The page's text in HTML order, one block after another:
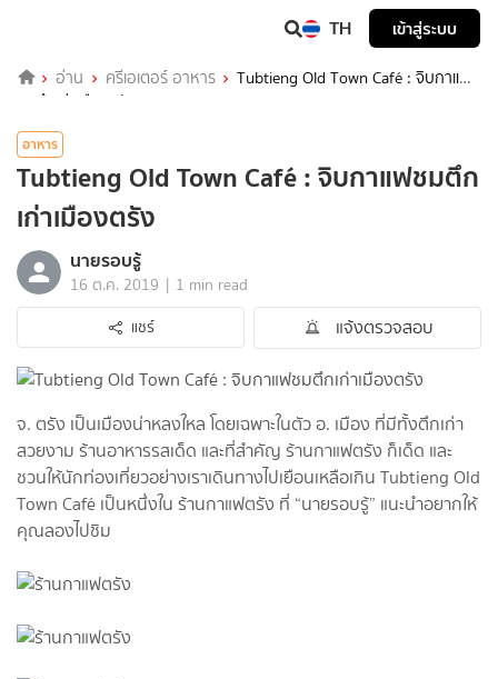
TH เข้าสู่ระบบ
อ่าน ครีเอเตอร์ อาหาร
Tubtieng Old Town Café : จิบกาแฟ
ชมตึกเก่าเมืองตรัง
อาหาร
Tubtieng Old Town Café : จิบกาแฟชมตึก
เก่าเมืองตรัง
นายรอบรู้
16 ต.ค. 2019 | 1 min read
แชร์
แจ้งตรวจสอบ
จ. ตรัง เป็นเมืองน่าหลงใหล โดยเฉพาะในตัว อ. เมือง ที่มีทั้งตึกเก่า
สวยงาม ร้านอาหารรสเด็ด และที่สำคัญ ร้านกาแฟตรัง ก็เด็ด และ
ชวนให้นักท่องเที่ยวอย่างเราเดินทางไปเยือนเหลือเกิน Tubtieng Old
Town Café เป็นหนึ่งใน ร้านกาแฟตรัง ที่ “นายรอบรู้” แนะนำอยากให้
คุณลองไปชิม